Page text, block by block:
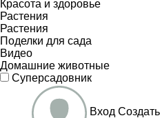
Красота и здоровье
Растения
Растения
Поделки для сада
Видео
Домашние животные
Суперсадовник
Вход Создать